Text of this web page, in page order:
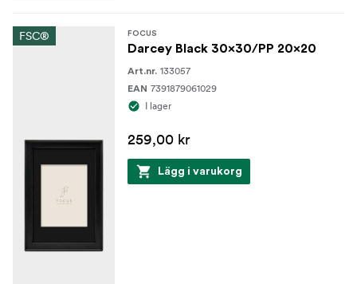
FSC® FOCUS
Darcey Black 30x30/PP 20x20
Art.nr. 133057
EAN 7391879061029
I lager
259,00 kr
Lägg i varukorg